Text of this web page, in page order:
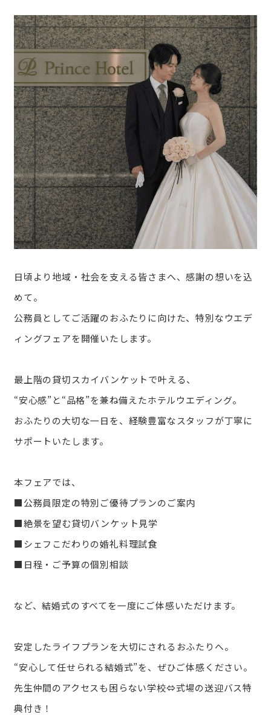
日頃より地域・社会を支える皆さまへ、感謝の想いを込
めて。
公務員としてご活躍のおふたりに向けた、特別なウエデ
ィングフェアを開催いたします。
最上階の貸切スカイバンケットで叶える、
“安心感”と“品格”を兼ね備えたホテルウエディング。
おふたりの大切な一日を、経験豊富なスタッフが丁寧に
サポートいたします。
本フェアでは、
■公務員限定の特別ご優待プランのご案内
■絶景を望む貸切バンケット見学
■シェフこだわりの婚礼料理試食
■日程・ご予算の個別相談
など、結婚式のすべてを一度にご体感いただけます。
安定したライフプランを大切にされるおふたりへ。
“安心して任せられる結婚式”を、ぜひご体感ください。
先生仲間のアクセスも困らない学校⇔式場の送迎バス特
典付き！